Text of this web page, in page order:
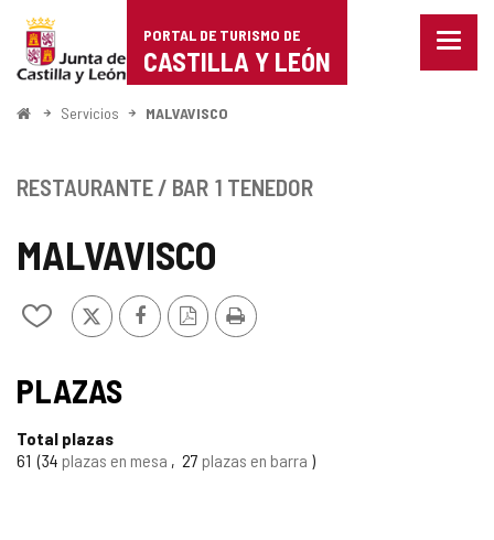
Portal
de
Turismo
Castilla
León
PORTAL DE TURISMO DE
CASTILLA Y LEÓN
Menu
InicioServicios MALVAVISCO
MALVAVISCO
Añadir/quitar
cuadernos
X FacebookVersión
PDF
Imprimir
RESTAURANTE / BAR 1 TENEDOR
PLAZAS
Total plazas
61 34 plazas en mesa 27 plazas en barra